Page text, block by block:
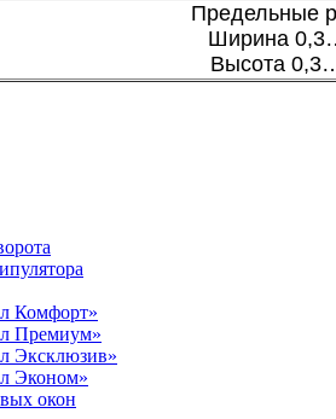
Предельные
Ширина
Высота
Комфорт»
Премиум»
Эксклюзив»
Эконом»
окон